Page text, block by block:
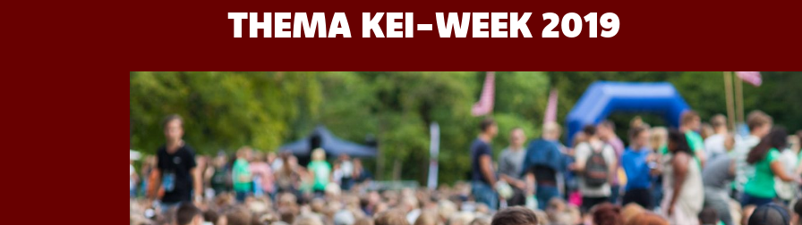
THEMA KEI-WEEK 2019